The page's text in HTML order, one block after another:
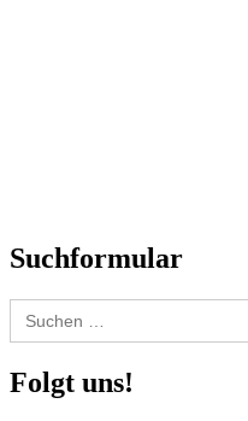
Suchformular
Search
for:
Folgt uns!